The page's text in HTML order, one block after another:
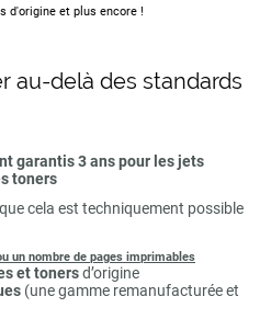
d'origine et plus encore !
au-delà des standards
garantis 3 ans pour les jets
toners
cela est techniquement possible
un nombre de pages imprimables
et tonersd’origine
(une gamme remanufacturée et